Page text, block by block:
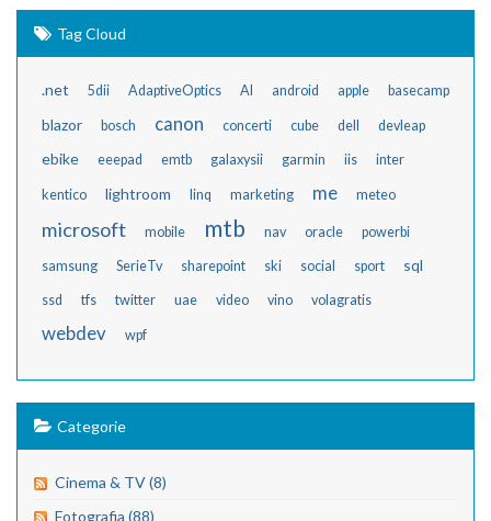
Tag Cloud
.net 5dii AdaptiveOptics AI android apple basecamp
blazor bosch canon concerti cube dell devleap
ebike eeepad emtb galaxysii garmin iis inter
kentico lightroom linq marketing me meteo
microsoft mobile mtb nav oracle powerbi
samsung SerieTv sharepoint ski social sport sql
ssd tfs twitter uae video vino volagratis
webdev wpf
Categorie
Cinema & TV (8)
Fotografia (88)